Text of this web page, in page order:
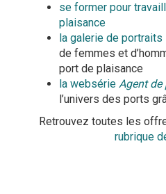
se former pour
plaisance
la galerie de portraits
de femmes et
port de plaisance
la websérie Agent de
l’univers des ports
Retrouvez toutes les
rubrique